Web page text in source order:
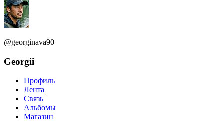
@georginava90
Georgii
Профиль
Лента
Связь
Альбомы
Магазин